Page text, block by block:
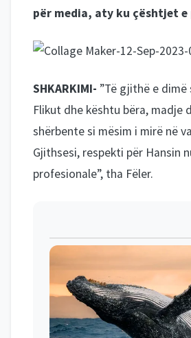
për media, aty ku çështjet
SHKARKIMI- ”Të gjithë e
Flikut dhe kështu bëra, madje
shërbente si mësim i mirë në
Gjithsesi, respekti për Hansin
profesionale”, tha Fëler.